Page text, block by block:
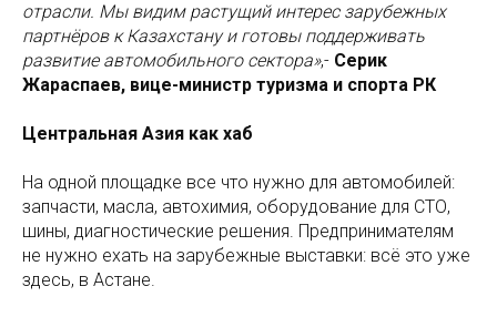
отрасли. Мы видим растущий интерес зарубежных
партнёров к Казахстану и готовы поддерживать
развитие автомобильного сектора»,- Серик
Жараспаев, вице-министр туризма и спорта РК
Центральная Азия как хаб
На одной площадке все что нужно для автомобилей:
запчасти, масла, автохимия, оборудование для СТО,
шины, диагностические решения. Предпринимателям
не нужно ехать на зарубежные выставки: всё это уже
здесь, в Астане.